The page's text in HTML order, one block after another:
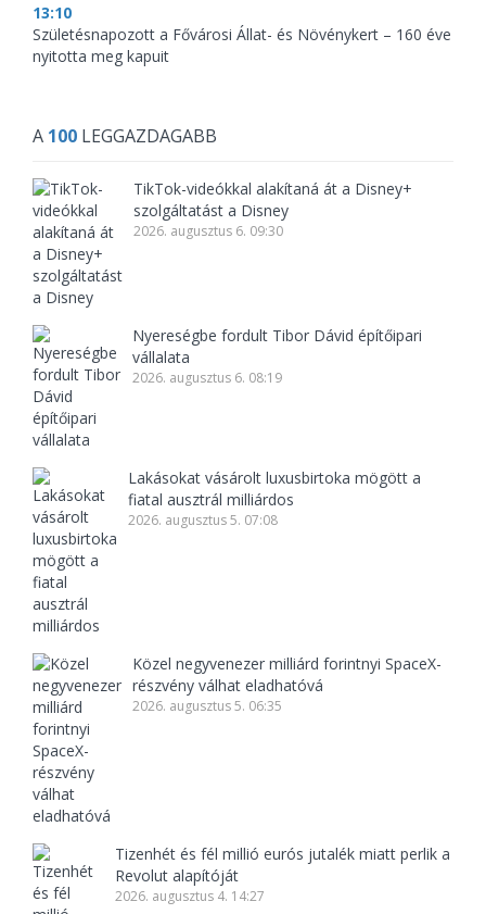
13:10
Születésnapozott a Fővárosi Állat- és Növénykert – 160 éve
nyitotta meg kapuit
A 100 LEGGAZDAGABB
TikTok-videókkal alakítaná át a Disney+
szolgáltatást a Disney
2026. augusztus 6. 09:30
Nyereségbe fordult Tibor Dávid építőipari
vállalata
2026. augusztus 6. 08:19
Lakásokat vásárolt luxusbirtoka mögött a
fiatal ausztrál milliárdos
2026. augusztus 5. 07:08
Közel negyvenezer milliárd forintnyi SpaceX-
részvény válhat eladhatóvá
2026. augusztus 5. 06:35
Tizenhét és fél millió eurós jutalék miatt perlik a
Revolut alapítóját
2026. augusztus 4. 14:27